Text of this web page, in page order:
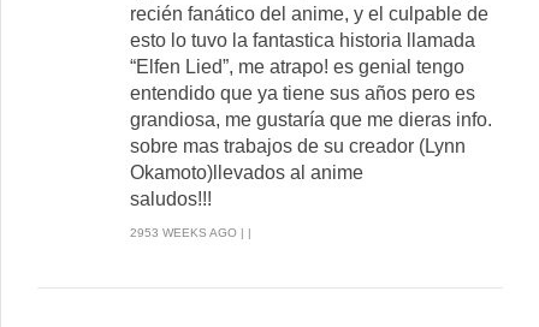
recién fanático del anime, y el culpable de
esto lo tuvo la fantastica historia llamada
“Elfen Lied”, me atrapo! es genial tengo
entendido que ya tiene sus años pero es
grandiosa, me gustaría que me dieras info.
sobre mas trabajos de su creador (Lynn
Okamoto)llevados al anime
saludos!!!
2953 WEEKS AGO | |